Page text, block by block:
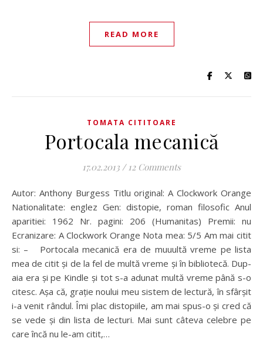
READ MORE
TOMATA CITITOARE
Portocala mecanică
17.02.2013 / 12 Comments
Autor: Anthony Burgess Titlu original: A Clockwork Orange
Nationalitate: englez Gen: distopie, roman filosofic Anul
aparitiei: 1962 Nr. pagini: 206 (Humanitas) Premii: nu
Ecranizare: A Clockwork Orange Nota mea: 5/5 Am mai citit
si: – Portocala mecanică era de muuultă vreme pe lista
mea de citit și de la fel de multă vreme și în bibliotecă. Dup-
aia era și pe Kindle și tot s-a adunat multă vreme până s-o
citesc. Așa că, grație noului meu sistem de lectură, în sfârșit
i-a venit rândul. Îmi plac distopiile, am mai spus-o și cred că
se vede și din lista de lecturi. Mai sunt câteva celebre pe
care încă nu le-am citit,…